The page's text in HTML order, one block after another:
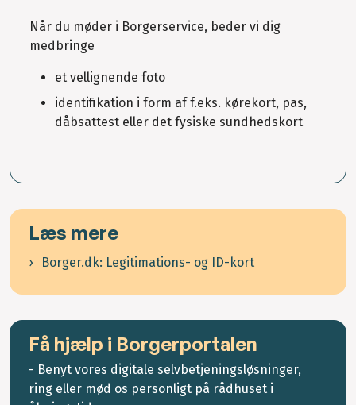
Når du møder i Borgerservice, beder vi dig
medbringe
et vellignende foto
identifikation i form af f.eks. kørekort, pas,
dåbsattest eller det fysiske sundhedskort
Læs mere
Borger.dk: Legitimations- og ID-kort
Få hjælp i Borgerportalen
- Benyt vores digitale selvbetjeningsløsninger,
ring eller mød os personligt på rådhuset i